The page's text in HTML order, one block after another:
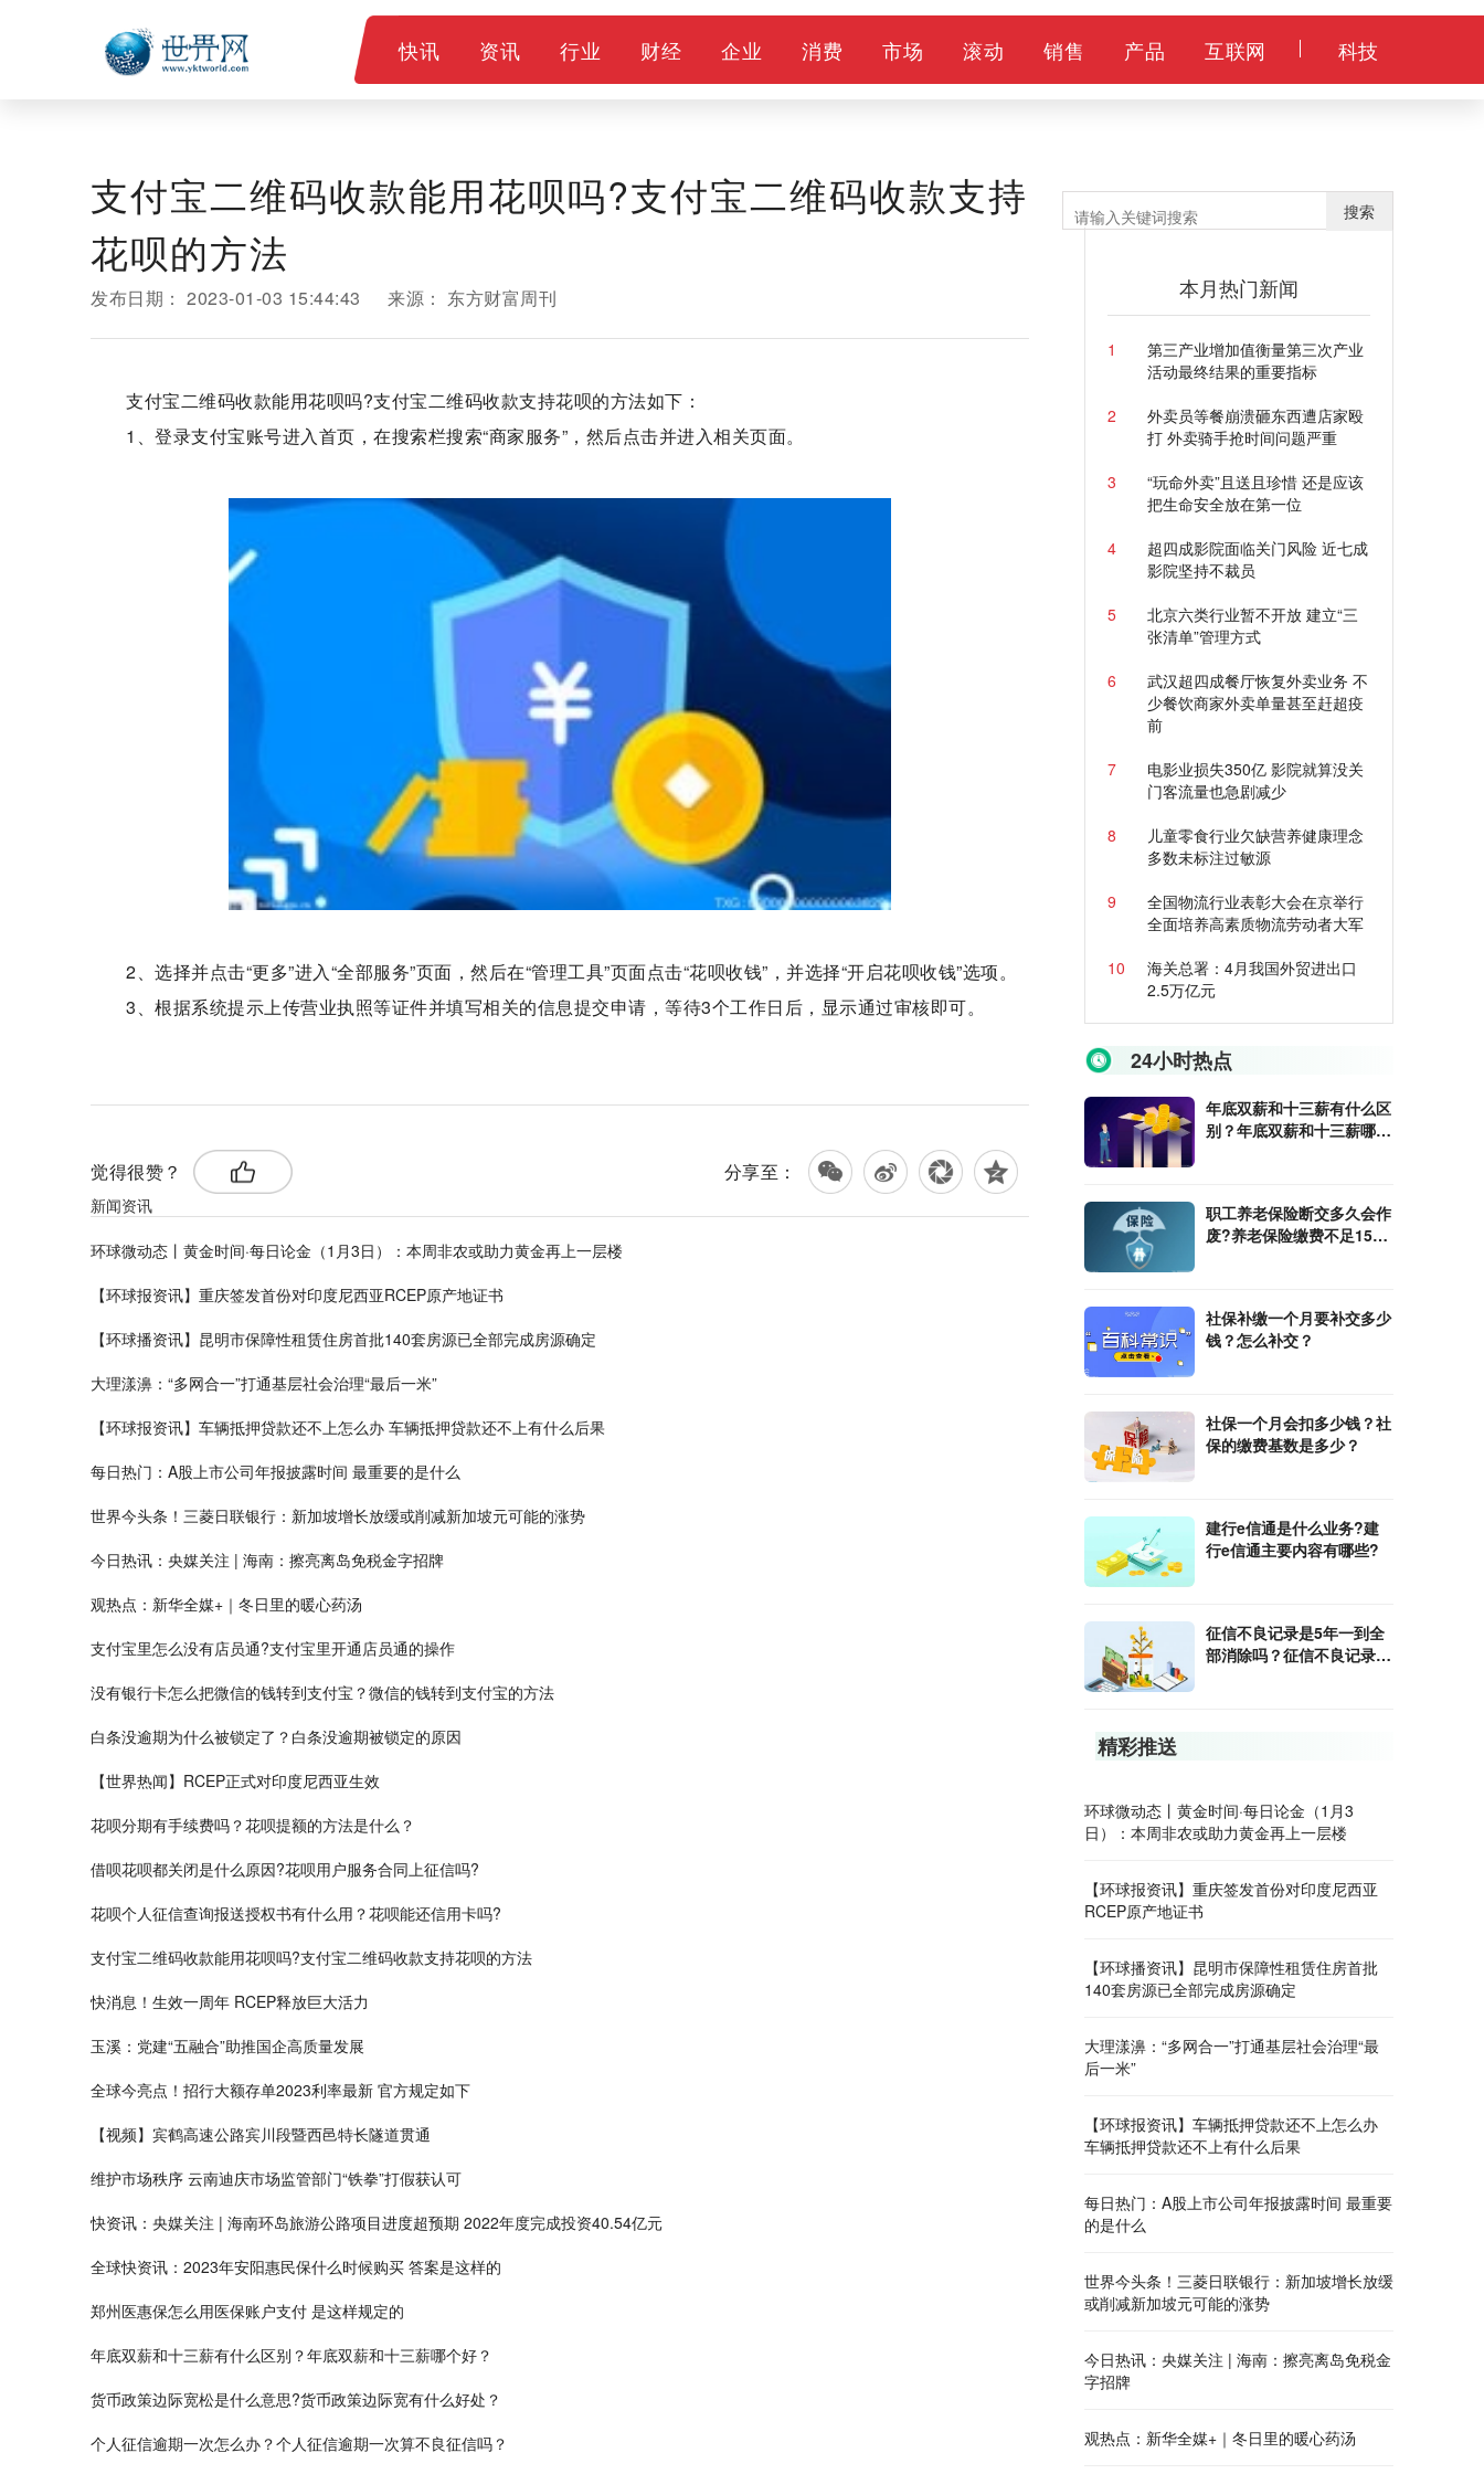
快讯 资讯 行业 财经 企业 消费 市场 滚动 销售 产品 互联网 科技
支付宝二维码收款能用花呗吗?支付宝二维码收款支持
花呗的方法
发布日期： 2023-01-03 15:44:43 来源： 东方财富周刊
支付宝二维码收款能用花呗吗?支付宝二维码收款支持花呗的方法如下：
1、登录支付宝账号进入首页，在搜索栏搜索“商家服务”，然后点击并进入相关页面。
2、选择并点击“更多”进入“全部服务”页面，然后在“管理工具”页面点击“花呗收钱”，并选择“开启花呗收钱”选项。
3、根据系统提示上传营业执照等证件并填写相关的信息提交申请，等待3个工作日后，显示通过审核即可。
觉得很赞？ 分享至：
新闻资讯
环球微动态丨黄金时间·每日论金（1月3日）：本周非农或助力黄金再上一层楼
【环球报资讯】重庆签发首份对印度尼西亚RCEP原产地证书
【环球播资讯】昆明市保障性租赁住房首批140套房源已全部完成房源确定
大理漾濞：“多网合一”打通基层社会治理“最后一米”
【环球报资讯】车辆抵押贷款还不上怎么办 车辆抵押贷款还不上有什么后果
每日热门：A股上市公司年报披露时间 最重要的是什么
世界今头条！三菱日联银行：新加坡增长放缓或削减新加坡元可能的涨势
今日热讯：央媒关注 | 海南：擦亮离岛免税金字招牌
观热点：新华全媒+｜冬日里的暖心药汤
支付宝里怎么没有店员通?支付宝里开通店员通的操作
没有银行卡怎么把微信的钱转到支付宝？微信的钱转到支付宝的方法
白条没逾期为什么被锁定了？白条没逾期被锁定的原因
【世界热闻】RCEP正式对印度尼西亚生效
花呗分期有手续费吗？花呗提额的方法是什么？
借呗花呗都关闭是什么原因?花呗用户服务合同上征信吗?
花呗个人征信查询报送授权书有什么用？花呗能还信用卡吗?
支付宝二维码收款能用花呗吗?支付宝二维码收款支持花呗的方法
快消息！生效一周年 RCEP释放巨大活力
玉溪：党建“五融合”助推国企高质量发展
全球今亮点！招行大额存单2023利率最新 官方规定如下
【视频】宾鹤高速公路宾川段暨西邑特长隧道贯通
维护市场秩序 云南迪庆市场监管部门“铁拳”打假获认可
快资讯：央媒关注 | 海南环岛旅游公路项目进度超预期 2022年度完成投资40.54亿元
全球快资讯：2023年安阳惠民保什么时候购买 答案是这样的
郑州医惠保怎么用医保账户支付 是这样规定的
年底双薪和十三薪有什么区别？年底双薪和十三薪哪个好？
货币政策边际宽松是什么意思?货币政策边际宽有什么好处？
个人征信逾期一次怎么办？个人征信逾期一次算不良征信吗？
搜索
本月热门新闻
1
第三产业增加值衡量第三次产业
活动最终结果的重要指标
2
外卖员等餐崩溃砸东西遭店家殴
打 外卖骑手抢时间问题严重
3
“玩命外卖”且送且珍惜 还是应该
把生命安全放在第一位
4
超四成影院面临关门风险 近七成
影院坚持不裁员
5
北京六类行业暂不开放 建立“三
张清单”管理方式
6
武汉超四成餐厅恢复外卖业务 不
少餐饮商家外卖单量甚至赶超疫
前
7
电影业损失350亿 影院就算没关
门客流量也急剧减少
8
儿童零食行业欠缺营养健康理念
多数未标注过敏源
9
全国物流行业表彰大会在京举行
全面培养高素质物流劳动者大军
10
海关总署：4月我国外贸进出口
2.5万亿元
24小时热点
年底双薪和十三薪有什么区
别？年底双薪和十三薪哪个
职工养老保险断交多久会作
废?养老保险缴费不足15年
社保补缴一个月要补交多少
钱？怎么补交？
社保一个月会扣多少钱？社
保的缴费基数是多少？
建行e信通是什么业务?建
行e信通主要内容有哪些?
征信不良记录是5年一到全
部消除吗？征信不良记录如
精彩推送
环球微动态丨黄金时间·每日论金（1月3
日）：本周非农或助力黄金再上一层楼
【环球报资讯】重庆签发首份对印度尼西亚
RCEP原产地证书
【环球播资讯】昆明市保障性租赁住房首批
140套房源已全部完成房源确定
大理漾濞：“多网合一”打通基层社会治理“最
后一米”
【环球报资讯】车辆抵押贷款还不上怎么办
车辆抵押贷款还不上有什么后果
每日热门：A股上市公司年报披露时间 最重要
的是什么
世界今头条！三菱日联银行：新加坡增长放缓
或削减新加坡元可能的涨势
今日热讯：央媒关注 | 海南：擦亮离岛免税金
字招牌
观热点：新华全媒+｜冬日里的暖心药汤